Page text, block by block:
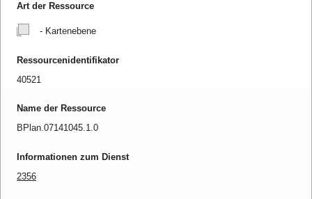
Art der Ressource
- Kartenebene
Ressourcenidentifikator
40521
Name der Ressource
BPlan.07141045.1.0
Informationen zum Dienst
2356